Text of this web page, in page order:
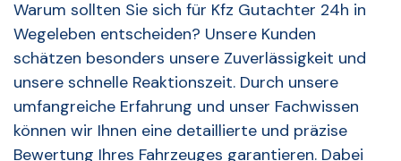
Warum sollten Sie sich für Kfz Gutachter 24h in
Wegeleben entscheiden? Unsere Kunden
schätzen besonders unsere Zuverlässigkeit und
unsere schnelle Reaktionszeit. Durch unsere
umfangreiche Erfahrung und unser Fachwissen
können wir Ihnen eine detaillierte und präzise
Bewertung Ihres Fahrzeuges garantieren. Dabei